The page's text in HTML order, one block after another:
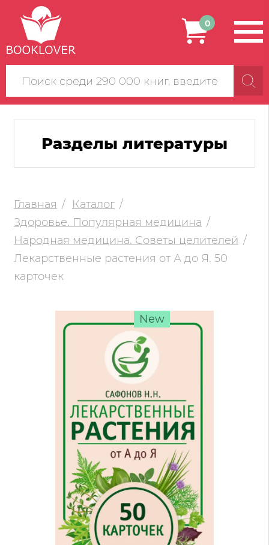
Поиск
по
сайту
0
Разделы литературы
Главная
Каталог
Здоровье. Популярная медицина
Народная медицина. Советы целителей
Лекарственные растения от А до Я. 50
карточек
New